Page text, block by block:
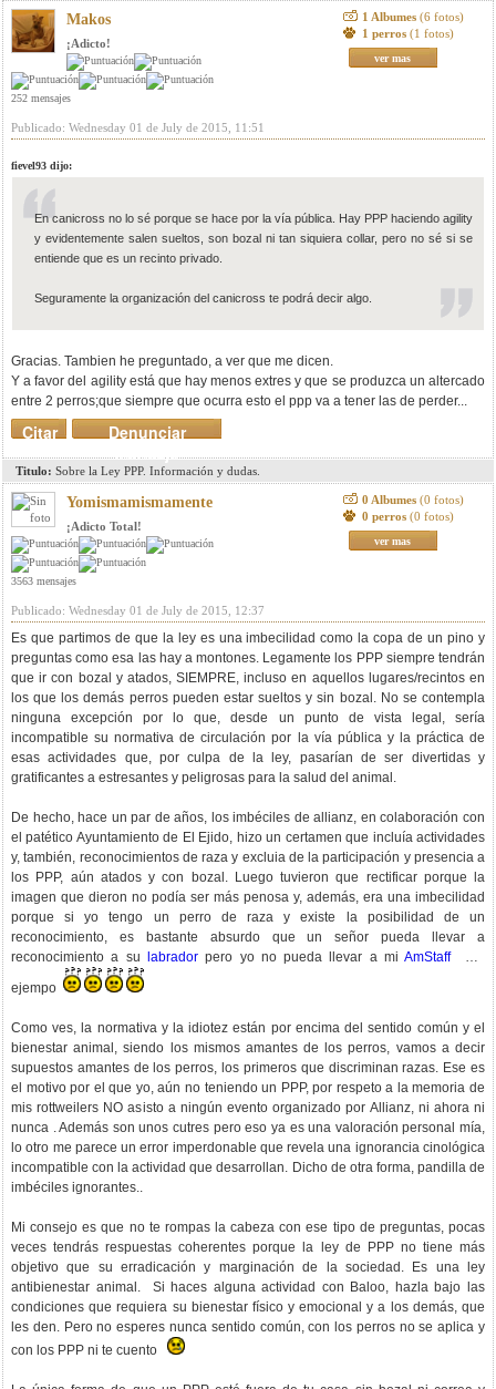
Makos
¡Adicto!
252 mensajes
1 Albumes (6 fotos)
1 perros (1 fotos)
ver mas
Publicado: Wednesday 01 de July de 2015, 11:51
fievel93 dijo:
En canicross no lo sé porque se hace por la vía pública. Hay PPP haciendo agility
y evidentemente salen sueltos, son bozal ni tan siquiera collar, pero no sé si se
entiende que es un recinto privado.
Seguramente la organización del canicross te podrá decir algo.
Gracias. Tambien he preguntado, a ver que me dicen.
Y a favor del agility está que hay menos extres y que se produzca un altercado
entre 2 perros;que siempre que ocurra esto el ppp va a tener las de perder...
Denunciar
mensaje
Citar
Titulo: Sobre la Ley PPP. Información y dudas.
Yomismamismamente
¡Adicto Total!
3563 mensajes
0 Albumes (0 fotos)
0 perros (0 fotos)
ver mas
Publicado: Wednesday 01 de July de 2015, 12:37
Es que partimos de que la ley es una imbecilidad como la copa de un pino y
preguntas como esa las hay a montones. Legamente los PPP siempre tendrán
que ir con bozal y atados, SIEMPRE, incluso en aquellos lugares/recintos en
los que los demás perros pueden estar sueltos y sin bozal. No se contempla
ninguna excepción por lo que, desde un punto de vista legal, sería
incompatible su normativa de circulación por la vía pública y la práctica de
esas actividades que, por culpa de la ley, pasarían de ser divertidas y
gratificantes a estresantes y peligrosas para la salud del animal.
De hecho, hace un par de años, los imbéciles de allianz, en colaboración con
el patético Ayuntamiento de El Ejido, hizo un certamen que incluía actividades
y, también, reconocimientos de raza y excluia de la participación y presencia a
los PPP, aún atados y con bozal. Luego tuvieron que rectificar porque la
imagen que dieron no podía ser más penosa y, además, era una imbecilidad
porque si yo tengo un perro de raza y existe la posibilidad de un
reconocimiento, es bastante absurdo que un señor pueda llevar a
reconocimiento a su
labradorpero yo no pueda llevar a miAmStaffpor
ejempo
Como ves, la normativa y la idiotez están por encima del sentido común y el
bienestar animal, siendo los mismos amantes de los perros, vamos a decir
supuestos amantes de los perros, los primeros que discriminan razas. Ese es
el motivo por el que yo, aún no teniendo un PPP, por respeto a la memoria de
mis rottweilers NO asisto a ningún evento organizado por Allianz, ni ahora ni
nunca . Además son unos cutres pero eso ya es una valoración personal mía,
lo otro me parece un error imperdonable que revela una ignorancia cinológica
incompatible con la actividad que desarrollan. Dicho de otra forma, pandilla de
imbéciles ignorantes..
Mi consejo es que no te rompas la cabeza con ese tipo de preguntas, pocas
veces tendrás respuestas coherentes porque la ley de PPP no tiene más
objetivo que su erradicación y marginación de la sociedad. Es una ley
antibienestar animal. Si haces alguna actividad con Baloo, hazla bajo las
condiciones que requiera su bienestar físico y emocional y a los demás, que
les den. Pero no esperes nunca sentido común, con los perros no se aplica y
con los PPP ni te cuento